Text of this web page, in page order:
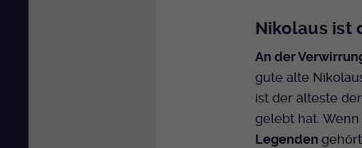
Nikolaus ist
An der
gute alte
ist der älteste
gelebt hat.
Legenden
Name